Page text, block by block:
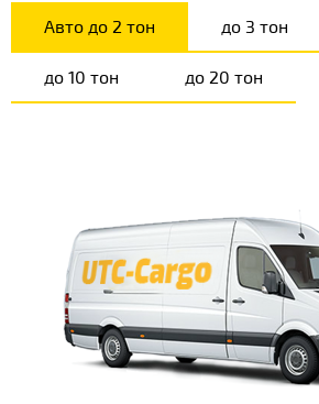
Авто до 2 тон до 3 тон
до 10 тон до 20 тон